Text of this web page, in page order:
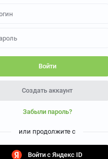
Войти
Создать аккаунт
Забыли пароль?
или продолжите с
Войти с Яндекс ID